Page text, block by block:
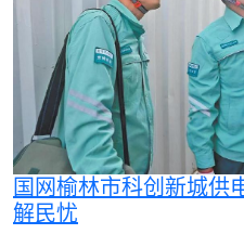
国网榆林市科创新城供
解民忧